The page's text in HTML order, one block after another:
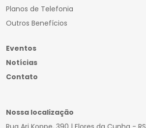
Planos de Telefonia
Outros Benefícios
Eventos
Notícias
Contato
Nossa localização